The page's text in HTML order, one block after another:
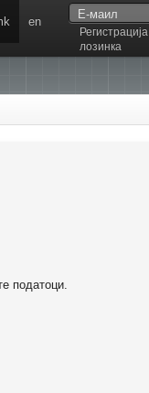
Регистрација
лозинка
en
податоци.